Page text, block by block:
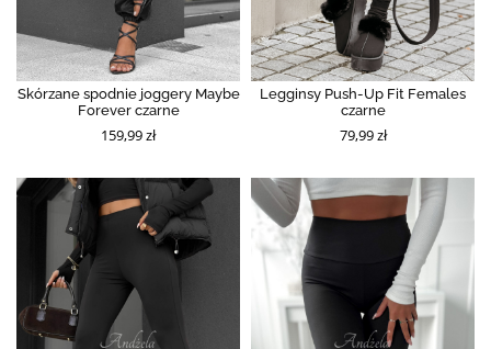
Skórzane spodnie joggery Maybe
Forever czarne
159,99 zł
Legginsy Push-Up Fit Females
czarne
79,99 zł